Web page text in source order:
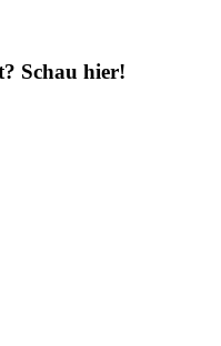
Schau hier!